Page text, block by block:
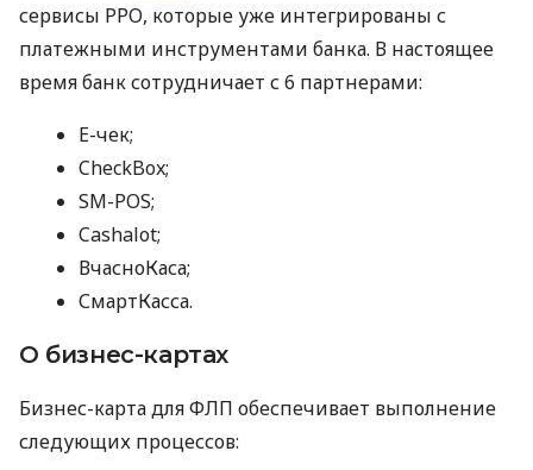
сервисы РРО, которые уже интегрированы с
платежными инструментами банка. В настоящее
время банк сотрудничает с 6 партнерами:
E-чек;
CheckBox;
SM-POS;
Cashalot;
ВчасноКаса;
СмартКасса.
О бизнес-картах
Бизнес-карта для ФЛП обеспечивает выполнение
следующих процессов: